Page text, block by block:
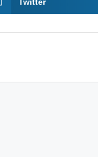
Twitter